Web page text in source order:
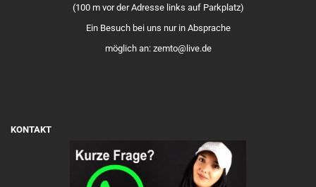
(100 m vor der Adresse links auf Parkplatz)
Ein Besuch bei uns nur in Absprache
möglich an: zemto@live.de
KONTAKT